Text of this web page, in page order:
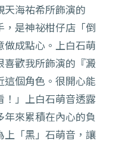
天海祐希所飾演的
，是神祕柑仔店「倒
成點心。上白石萌
喜歡我所飾演的『澱
個角色。很開心能
！」上白石萌音透露
來累積在內心的負
上「黑」石萌音，讓